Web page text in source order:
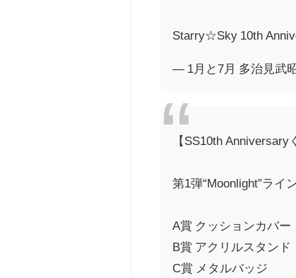
Starry☆Sky 10th
— 1月と7月 多治見武
【SS10th Anniversary
第1弾“Moonlight”ライ
A賞 クッションカバー
B賞 アクリルスタンド
C賞 メタルバッジ